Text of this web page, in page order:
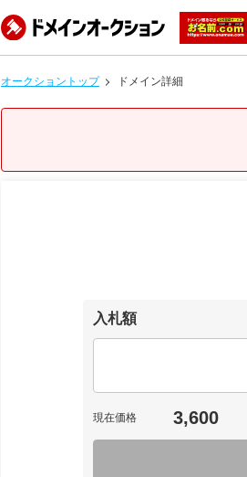
オークショントップ ドメイン詳細
入札額
現在価格 3,600